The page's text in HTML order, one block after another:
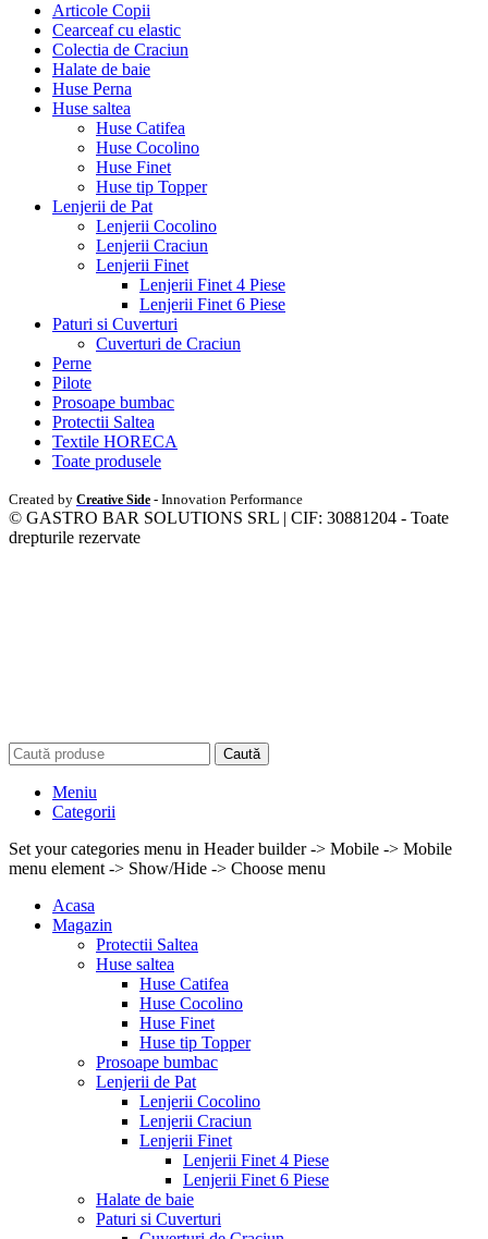
Articole Copii
Cearceaf cu elastic
Colectia de Craciun
Halate de baie
Huse Perna
Huse saltea
Huse Catifea
Huse Cocolino
Huse Finet
Huse tip Topper
Lenjerii de Pat
Lenjerii Cocolino
Lenjerii Craciun
Lenjerii Finet
Lenjerii Finet 4 Piese
Lenjerii Finet 6 Piese
Paturi si Cuverturi
Cuverturi de Craciun
Perne
Pilote
Prosoape bumbac
Protectii Saltea
Textile HORECA
Toate produsele
Created by Creative Side - Innovation Performance
© GASTRO BAR SOLUTIONS SRL | CIF: 30881204 - Toate
drepturile rezervate
Caută
Meniu
Categorii
Set your categories menu in Header builder -> Mobile -> Mobile
menu element -> Show/Hide -> Choose menu
Acasa
Magazin
Protectii Saltea
Huse saltea
Huse Catifea
Huse Cocolino
Huse Finet
Huse tip Topper
Prosoape bumbac
Lenjerii de Pat
Lenjerii Cocolino
Lenjerii Craciun
Lenjerii Finet
Lenjerii Finet 4 Piese
Lenjerii Finet 6 Piese
Halate de baie
Paturi si Cuverturi